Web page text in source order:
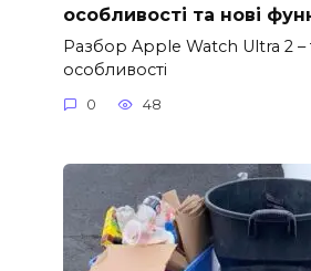
особливості та нові
Разбор Apple Watch Ultra 2 –
особливості
0 48